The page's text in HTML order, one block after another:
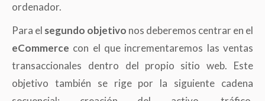
ordenador.
Para el segundo objetivo nos deberemos centrar en el
eCommerce con el que incrementaremos las ventas
transaccionales dentro del propio sitio web. Este
objetivo también se rige por la siguiente cadena